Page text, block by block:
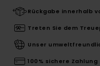
Rückgabe innerhalb
Treten Sie dem
Unser
100% sichere Zahlung